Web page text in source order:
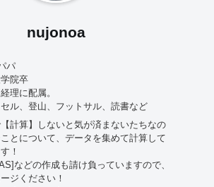
nujonoa
パ
院卒
理に配属。
セル、登山、フットサル、読書など
【計算】しないと気が済まないたちなの
とについて、データを集めて計算して
！
などの作成も請け負っていますので、
ジください！